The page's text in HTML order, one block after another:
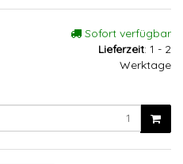
Sofort verfügbar
Lieferzeit: 1 - 2
Werktage